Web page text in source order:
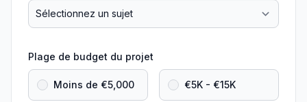
Plage de budget du projet
Moins de €5,000 €5K - €15K